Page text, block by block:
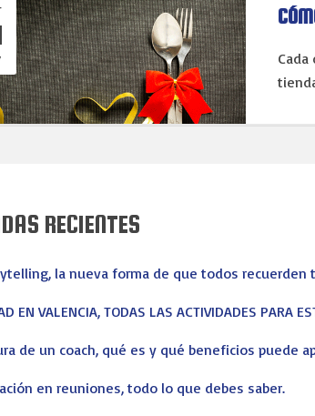
RECIENTES
la nueva forma de que todos recuerden
EN VALENCIA, TODAS LAS ACTIVIDADES PARA
de un coach, qué es y qué beneficios puede
en reuniones, todo lo que debes saber.